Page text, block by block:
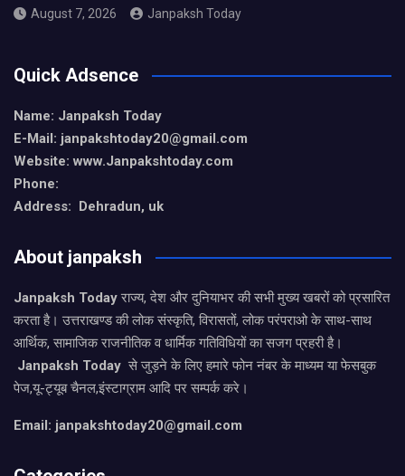
August 7, 2026 Janpaksh Today
Quick Adsence
Name: Janpaksh Today
E-Mail: janpakshtoday20@gmail.com
Website: www.Janpakshtoday.com
Phone:
Address: Dehradun, uk
About janpaksh
Janpaksh Todayराज्य, देश और दुनियाभर की सभी मुख्य खबरों को प्रसारित
करता है। उत्तराखण्ड की लोक संस्कृति, विरासतों, लोक परंपराओ के साथ-साथ
आर्थिक, सामाजिक राजनीतिक व धार्मिक गतिविधियों का सजग प्रहरी है।
Janpaksh Today से जुड़ने के लिए हमारे फोन नंबर के माध्यम या फेसबुक
पेज,यू-ट्यूब चैनल,इंस्टाग्राम आदि पर सम्पर्क करे।
Email: janpakshtoday20@gmail.com